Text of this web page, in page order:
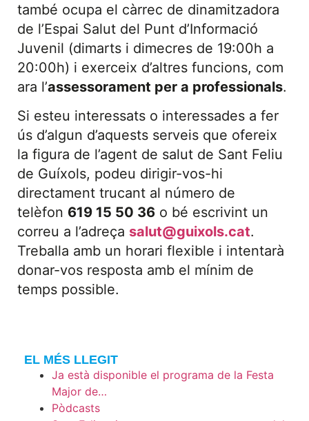
també ocupa el càrrec de dinamitzadora
de l’Espai Salut del Punt d’Informació
Juvenil (dimarts i dimecres de 19:00h a
20:00h) i exerceix d’altres funcions, com
ara l’assessorament per a professionals.
Si esteu interessats o interessades a fer
ús d’algun d’aquests serveis que ofereix
la figura de l’agent de salut de Sant Feliu
de Guíxols, podeu dirigir-vos-hi
directament trucant al número de
telèfon 619 15 50 36 o bé escrivint un
correu a l’adreça salut@guixols.cat.
Treballa amb un horari flexible i intentarà
donar-vos resposta amb el mínim de
temps possible.
EL MÉS LLEGIT
Ja està disponible el programa de la Festa
Major de…
Pòdcasts